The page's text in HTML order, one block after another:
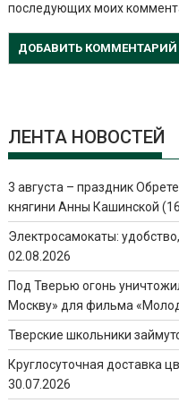
последующих моих
ЛЕНТА НОВОСТЕЙ
3 августа – праздник
княгини Анны Кашинской
Электросамокаты:
02.08.2026
Под Тверью огонь
Москву» для фильма
Тверские школьники
Круглосуточная доставка
30.07.2026